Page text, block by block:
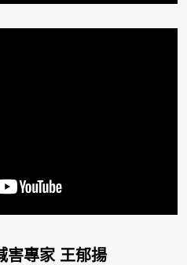
害專家 王郁揚